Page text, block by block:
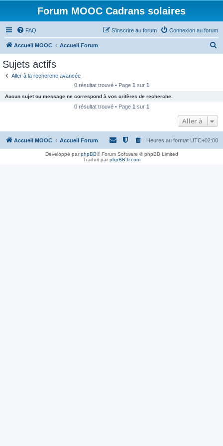
Forum MOOC Cadrans solaires
FAQ Connexion au forum
S’inscrire au forum
Accueil MOOC Accueil Forum
c
e
Sujets actifs
Aller à la recherche avancée
0 résultat trouvé • Page 1 sur 1
Aucun sujet ou message ne correspond à vos critères de recherche.
0 résultat trouvé • Page 1 sur 1
Aller à
Accueil MOOC Accueil Forum Heures au format UTC+02:00
Développé parphpBB® Forum Software © phpBB Limited
Traduit parphpBB-fr.com